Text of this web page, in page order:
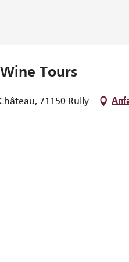
Tours
71150 Rully